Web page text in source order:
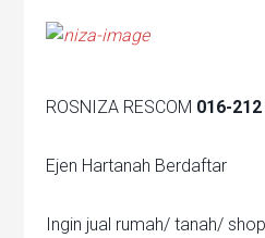
ROSNIZA RESCOM 016-
Ejen Hartanah Berdaftar
Ingin jual rumah/ tanah/